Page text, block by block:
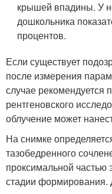
крышей впадины. У
дошкольника
процентов.
Если существует
после измерения
случае рекомендуется
рентгеновского
облучение может
На снимке
тазобедренного
проксимальной частью
стадии формирования.